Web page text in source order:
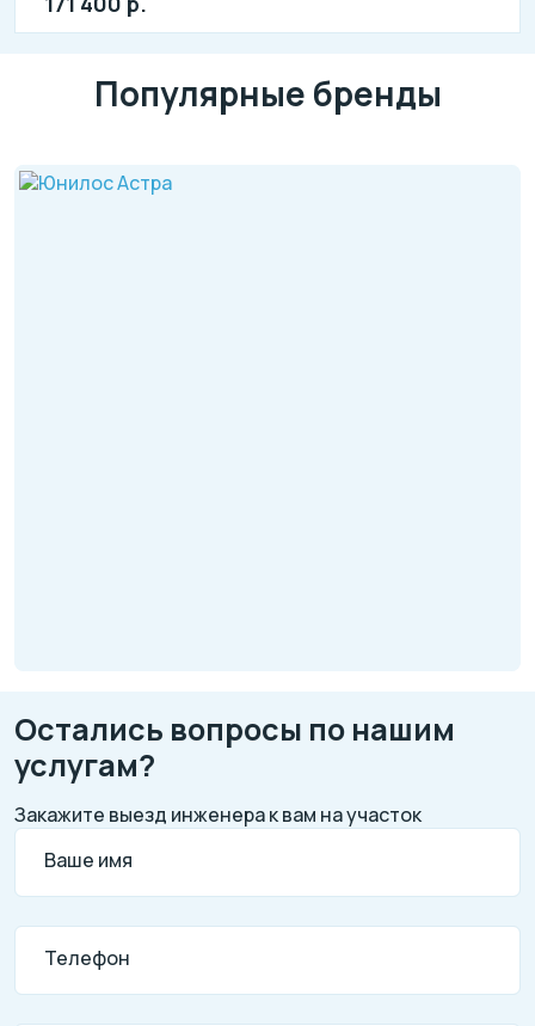
Популярные бренды
Остались вопросы по нашим
услугам?
Закажите выезд инженера к вам на участок
Ваше имя
Телефон